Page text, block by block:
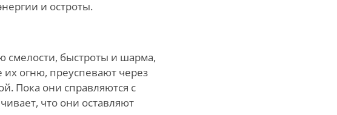
и остроты.
смелости, быстроты и шарма,
огню, преуспевают через
Пока они справляются с
что они оставляют